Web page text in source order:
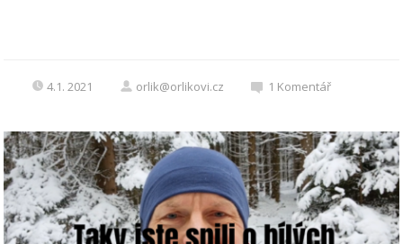
4.1. 2021 orlik@orlikovi.cz 1 Komentář